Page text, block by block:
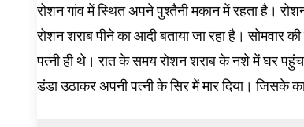
रोशन गांव में स्थित अपने पुश्तैनी मकान में रहता है।
रोशन शराब पीने का आदी बताया जा रहा है।
पत्नी ही थे। रात के समय रोशन शराब के नशे में घर
डंडा उठाकर अपनी पत्नी के सिर में मार दिया। जिसके